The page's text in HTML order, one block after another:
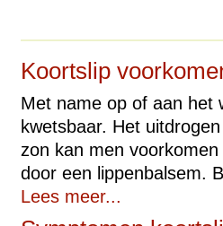
Koortslip
Met name op of aan het
kwetsbaar. Het
zon kan men
door een lippenbalsem.
Lees meer...